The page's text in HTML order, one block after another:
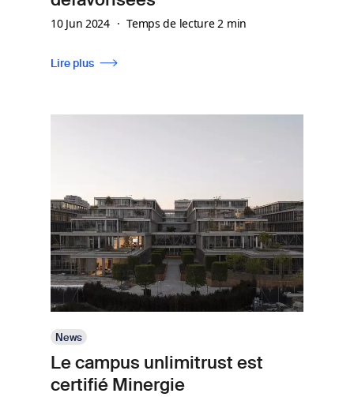
10 Jun 2024 Temps de lecture 2 min
Lire plus
News
Le campus unlimitrust est
certifié Minergie